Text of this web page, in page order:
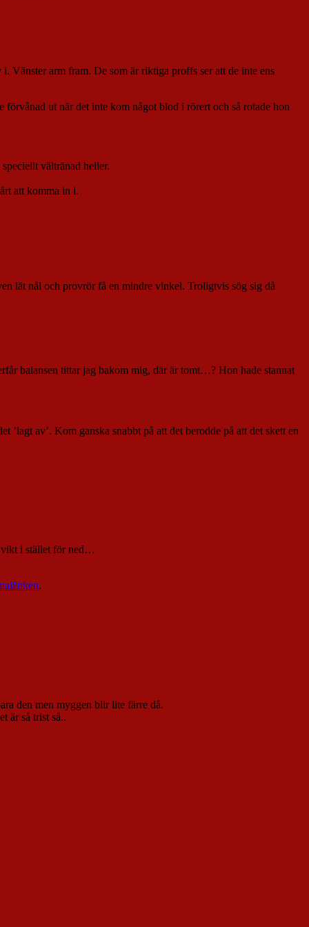
Vänster arm fram. De som är riktiga proffs ser att de inte ens
ut när det inte kom något blod i rörert och så rotade hon
vältränad heller.
att komma in i.
lät nål och provrör få en mindre vinkel. Troligtvis sög sig då
balansen tittar jag bakom mig, där är tomt…? Hon hade stannat
av’. Kom ganska snabbt på att det berodde på att det skett en
vikt i stället för ned…
.
den men myggen blir lite färre då.
är så trist så..